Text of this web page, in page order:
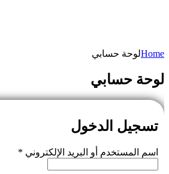
Homeلوحة حسابي
لوحة حسابي
تسجيل الدخول
اسم المستخدم أو البريد الإلكتروني *